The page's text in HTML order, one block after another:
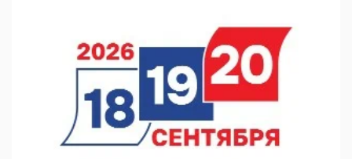
покраской телебашни
07.08.2026 11:20
В автобусах Арзамаса устанавливают терминалы оплаты
07.08.2026 11:03